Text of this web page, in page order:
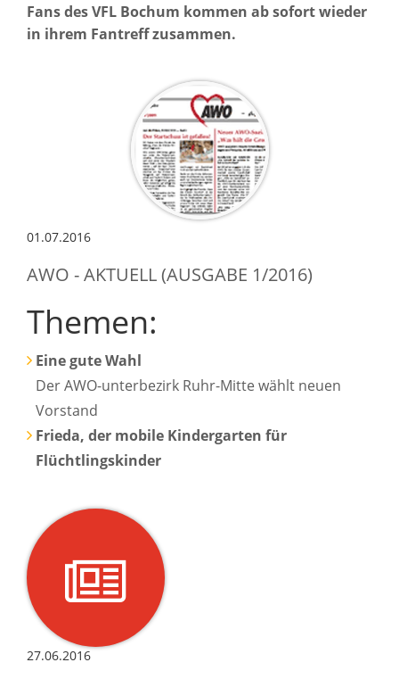
Fans des VFL Bochum kommen ab sofort wieder
in ihrem Fantreff zusammen.
01.07.2016
AWO - AKTUELL (AUSGABE 1/2016)
Themen:
Eine gute Wahl
Der AWO-unterbezirk Ruhr-Mitte wählt neuen
Vorstand
Frieda, der mobile Kindergarten für
Flüchtlingskinder
27.06.2016